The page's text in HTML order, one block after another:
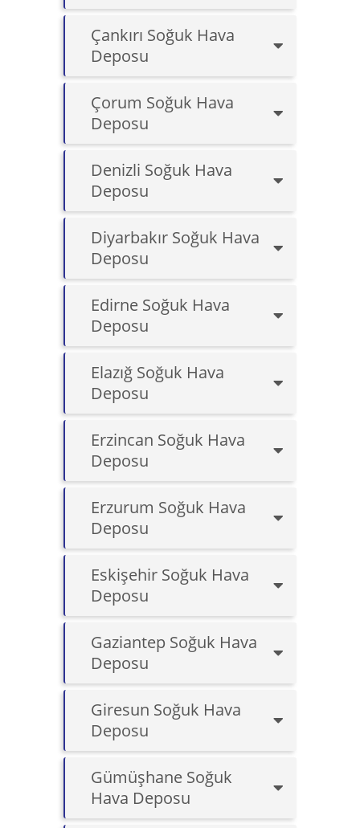
Çankırı Soğuk Hava
Deposu
Çorum Soğuk Hava
Deposu
Denizli Soğuk Hava
Deposu
Diyarbakır Soğuk Hava
Deposu
Edirne Soğuk Hava
Deposu
Elazığ Soğuk Hava
Deposu
Erzincan Soğuk Hava
Deposu
Erzurum Soğuk Hava
Deposu
Eskişehir Soğuk Hava
Deposu
Gaziantep Soğuk Hava
Deposu
Giresun Soğuk Hava
Deposu
Gümüşhane Soğuk
Hava Deposu